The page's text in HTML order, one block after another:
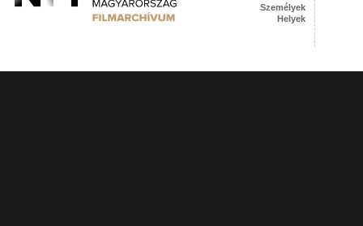
Személyek
Helyek